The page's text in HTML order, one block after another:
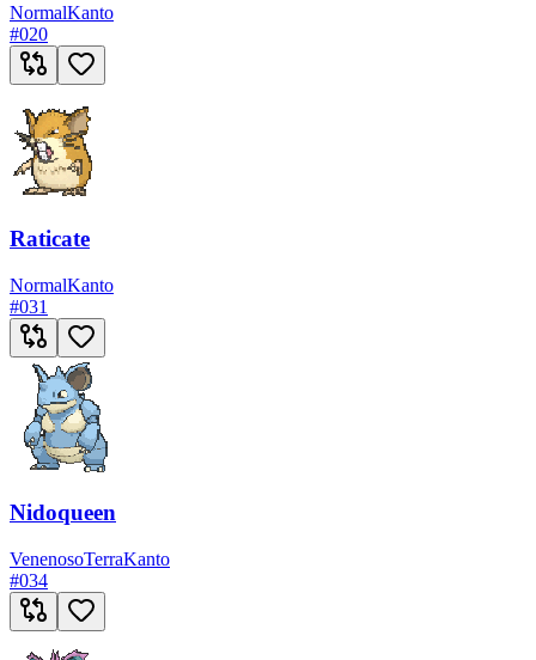
NormalKanto
#020
Raticate
NormalKanto
#031
Nidoqueen
VenenosoTerraKanto
#034